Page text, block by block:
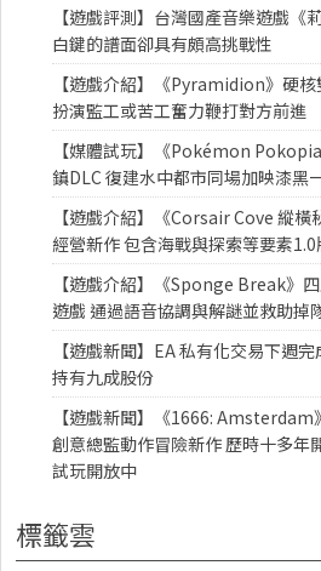
【遊戲評測】台灣國產音樂遊戲《
白鍵的譜面卻具有頗高挑戰性
【遊戲介紹】《Pyramidion》硬
扮演監工或苦工奮力鞭打對方前進
【媒體試玩】《Pokémon
鎮DLC 復建水中都市同場加映漆黑
【遊戲介紹】《Corsair Cove 縱
經營新作 包含海戰與探索等要素
【遊戲介紹】《Sponge Break》
遊戲 通過語音協調與解謎並救助掉
【遊戲新聞】EA 私有化交易下週
持有九成股份
【遊戲新聞】《1666: Amsterdam
創意總監動作冒險新作 歷時十多年
試玩開放中
標籤雲